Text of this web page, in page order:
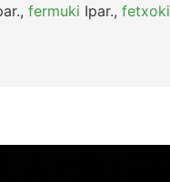
, fermuki Ipar., fetxoki